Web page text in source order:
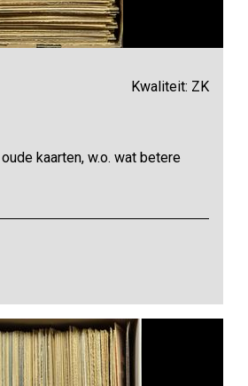
Kwaliteit: ZK
kaarten, w.o. wat betere